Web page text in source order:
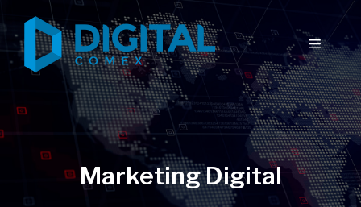
para
conteúdo
Menu
Marketing Digital